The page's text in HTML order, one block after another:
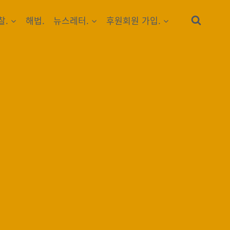
. 해법. 뉴스레터. 후원회원 가입.